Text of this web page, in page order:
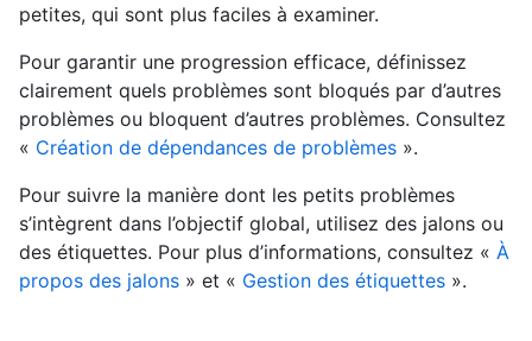
petites, qui sont plus faciles à examiner.
Pour garantir une progression efficace, définissez
clairement quels problèmes sont bloqués par d’autres
problèmes ou bloquent d’autres problèmes. Consultez
« Création de dépendances de problèmes ».
Pour suivre la manière dont les petits problèmes
s’intègrent dans l’objectif global, utilisez des jalons ou
des étiquettes. Pour plus d’informations, consultez « À
propos des jalons » et « Gestion des étiquettes ».